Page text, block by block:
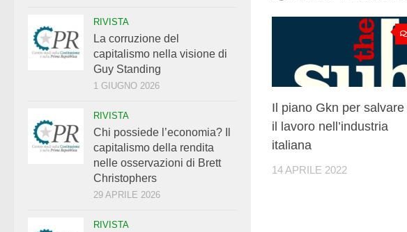
Il piano Gkn per salvare
il lavoro nell’industria
italiana
14 APRILE 2022
RIVISTA
La corruzione del
capitalismo nella visione di
Guy Standing
1 GIUGNO 2026
RIVISTA
Chi possiede l’economia? Il
capitalismo della rendita
nelle osservazioni di Brett
Christophers
29 APRILE 2026
RIVISTA